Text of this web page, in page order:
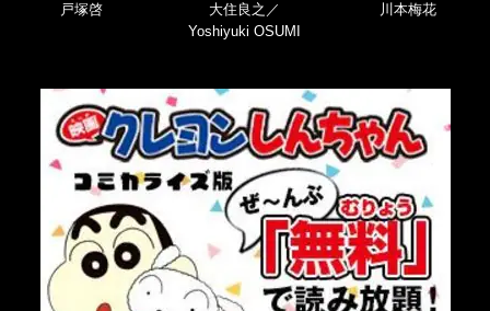
戸塚啓
大住良之／
Yoshiyuki OSUMI
川本梅花